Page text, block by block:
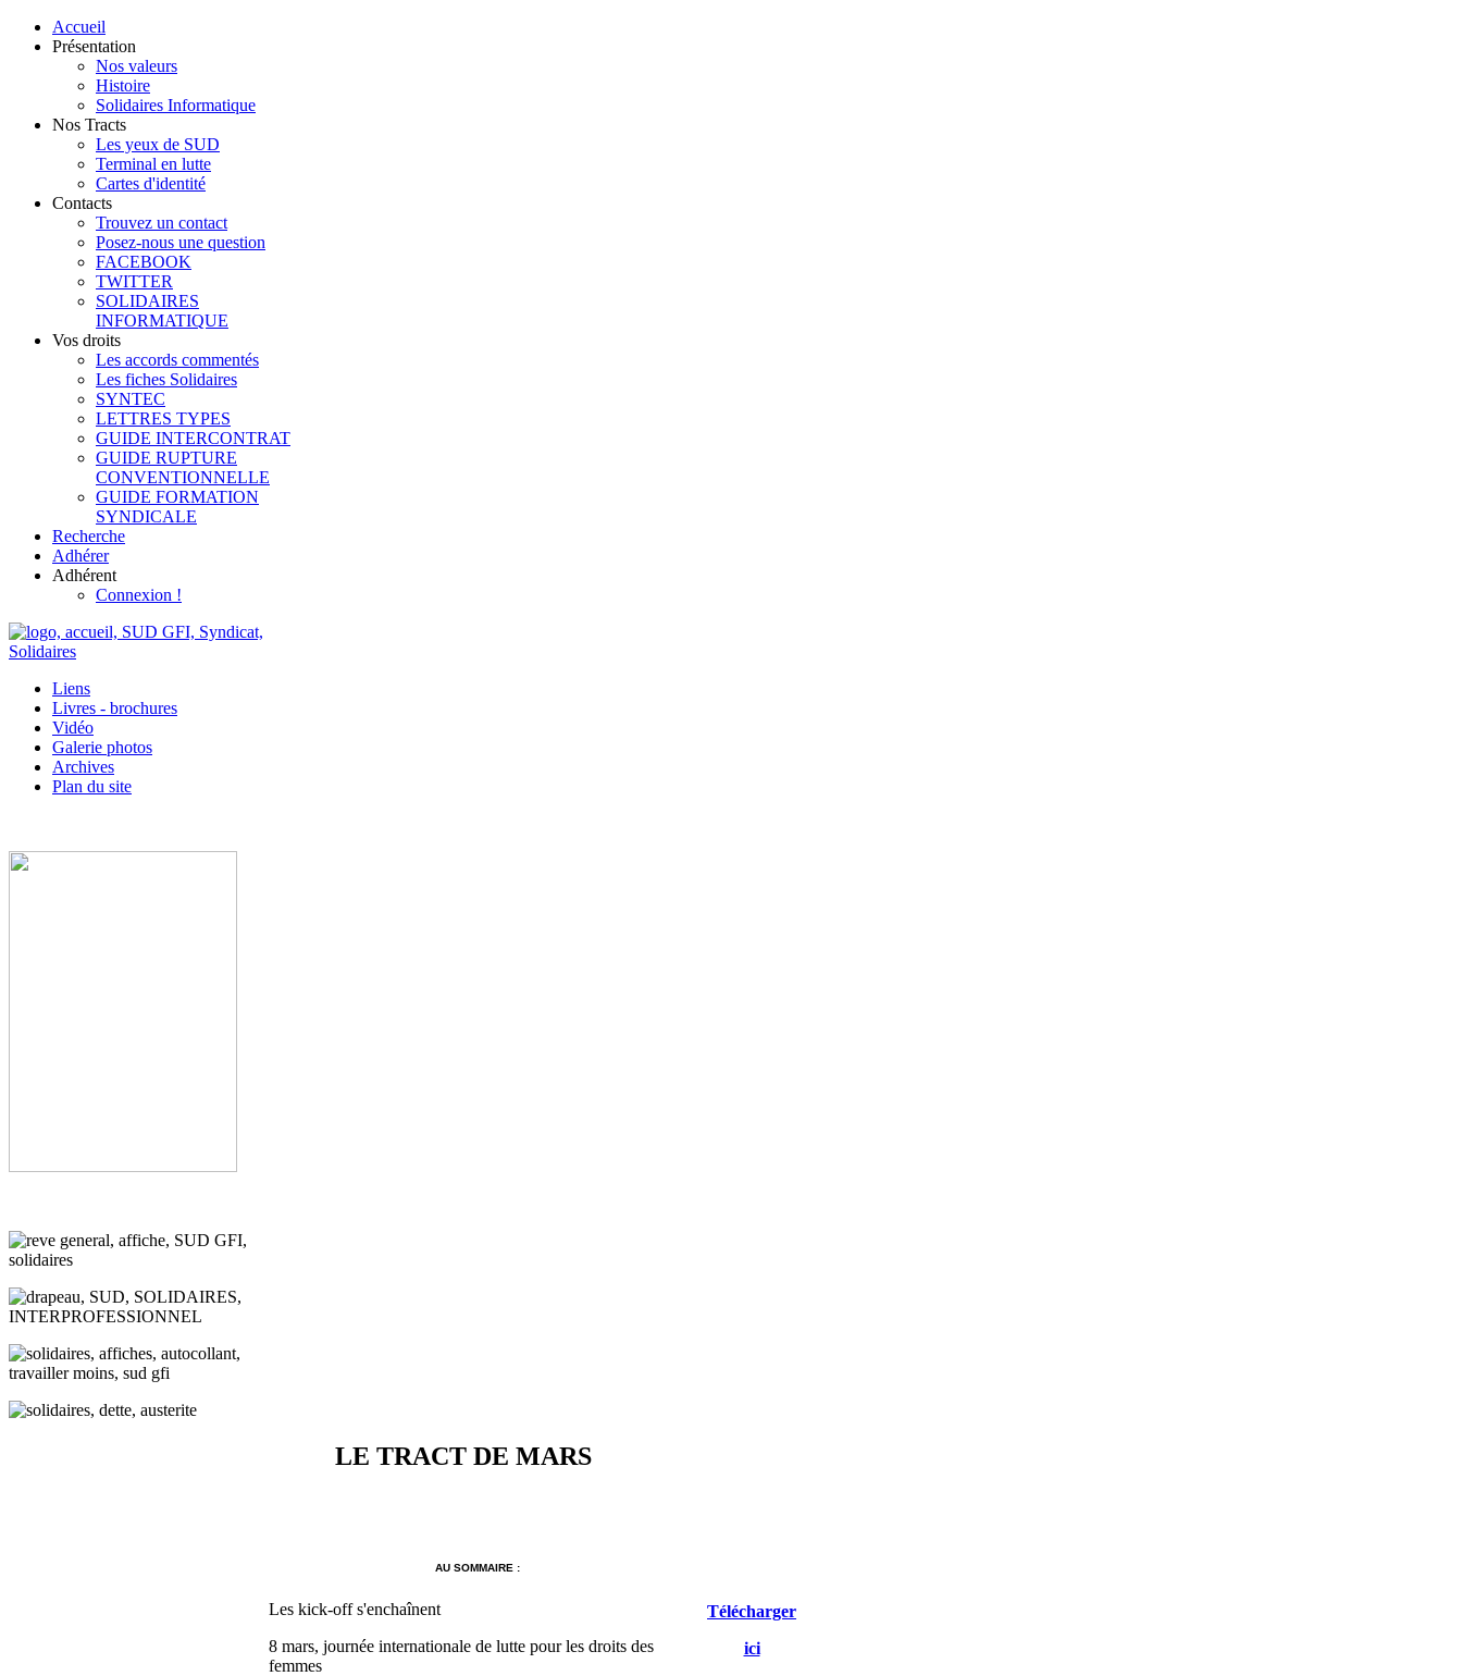
Accueil
Présentation
Nos valeurs
Histoire
Solidaires Informatique
Nos Tracts
Les yeux de SUD
Terminal en lutte
Cartes d'identité
Contacts
Trouvez un contact
Posez-nous une question
FACEBOOK
TWITTER
SOLIDAIRES
INFORMATIQUE
Vos droits
Les accords commentés
Les fiches Solidaires
SYNTEC
LETTRES TYPES
GUIDE INTERCONTRAT
GUIDE RUPTURE
CONVENTIONNELLE
GUIDE FORMATION
SYNDICALE
Recherche
Adhérer
Adhérent
Connexion !
Liens
Livres - brochures
Vidéo
Galerie photos
Archives
Plan du site
LE TRACT DE MARS
AU SOMMAIRE :
Les kick-off s'enchaînent
8 mars, journée internationale de lutte pour les droits des
femmes
Télécharger
ici